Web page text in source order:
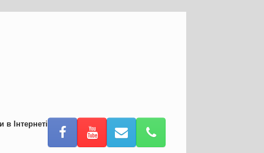
в Інтернеті